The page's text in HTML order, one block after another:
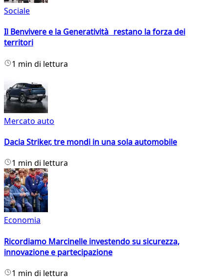
Sociale
Il Benvivere e la Generatività restano la forza dei
territori
1 min di lettura
Mercato auto
Dacia Striker, tre mondi in una sola automobile
1 min di lettura
Economia
Ricordiamo Marcinelle investendo su sicurezza,
innovazione e partecipazione
1 min di lettura